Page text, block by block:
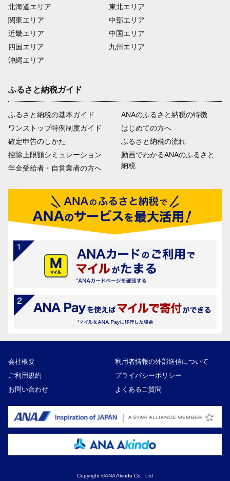
北海道エリア
関東エリア
近畿エリア
四国エリア
沖縄エリア
東北エリア
中部エリア
中国エリア
九州エリア
ふるさと納税ガイド
ふるさと納税の基本ガイド
ワンストップ特例制度ガイド
確定申告のしかた
控除上限額シミュレーション
年金受給者・自営業者の方へ
ANAのふるさと納税の特徴
はじめての方へ
ふるさと納税の流れ
動画でわかるANAのふるさと
納税
会社概要
利用者情報の外部送信について
ご利用規約
プライバシーポリシー
お問い合わせ
よくあるご質問
Copyright ©ANA Akindo Co., Ltd